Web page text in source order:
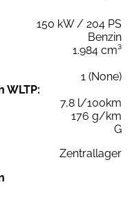
150 kW / 204 PS
Benzin
1.984 cm³
1 (None)
WLTP:
7,8 l/100km
176 g/km
G
Zentrallager